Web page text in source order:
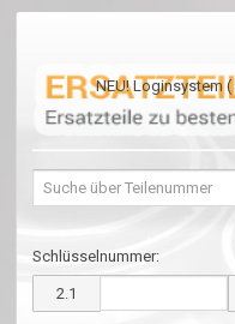
NEU! Loginsystem (
Schlüsselnummer:
2.1